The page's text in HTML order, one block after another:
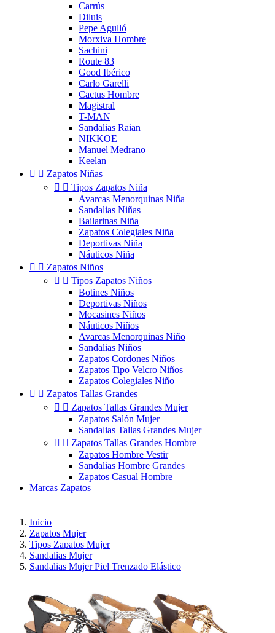
Carrús
Diluis
Pepe Agulló
Morxiva Hombre
Sachini
Route 83
Good Ibérico
Carlo Garelli
Cactus Hombre
Magistral
T-MAN
Sandalias Raian
NIKKOE
Manuel Medrano
Keelan
  Zapatos Niñas
  Tipos Zapatos Niña
Avarcas Menorquinas Niña
Sandalias Niñas
Bailarinas Niña
Zapatos Colegiales Niña
Deportivas Niña
Náuticos Niña
  Zapatos Niños
  Tipos Zapatos Niños
Botines Niños
Deportivas Niños
Mocasines Niños
Náuticos Niños
Avarcas Menorquinas Niño
Sandalias Niños
Zapatos Cordones Niños
Zapatos Tipo Velcro Niños
Zapatos Colegiales Niño
  Zapatos Tallas Grandes
  Zapatos Tallas Grandes Mujer
Zapatos Salón Mujer
Sandalias Tallas Grandes Mujer
  Zapatos Tallas Grandes Hombre
Zapatos Hombre Vestir
Sandalias Hombre Grandes
Zapatos Casual Hombre
Marcas Zapatos
Inicio
Zapatos Mujer
Tipos Zapatos Mujer
Sandalias Mujer
Sandalias Mujer Piel Trenzado Elástico